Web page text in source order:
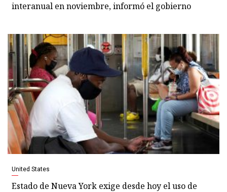
interanual en noviembre, informó el gobierno
United States
Estado de Nueva York exige desde hoy el uso de